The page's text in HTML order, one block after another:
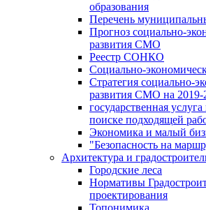
образования
Перечень
Прогноз социально-
развития СМО
Реестр СОНКО
Социально-
Стратегия социально-
развития СМО на 2019-
государственная
поиске подходящей
Экономика и малый
"Безопасность на
Архитектура и
Городские леса
Нормативы
проектирования